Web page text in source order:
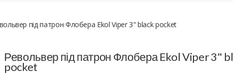
під патрон Флобера Ekol Viper 3" black pocket
Револьвер під патрон Флобера Ekol Viper 3"
pocket